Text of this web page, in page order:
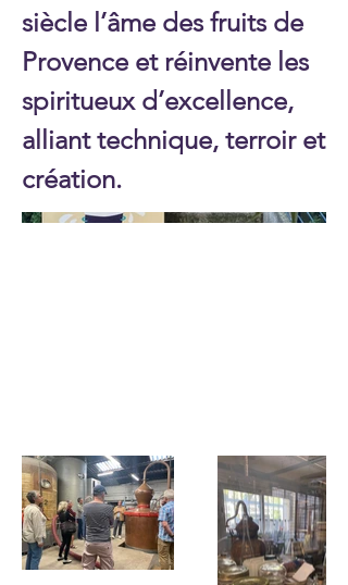
siècle l’âme des fruits de
Provence et réinvente les
spiritueux d’excellence,
alliant technique, terroir et
création.